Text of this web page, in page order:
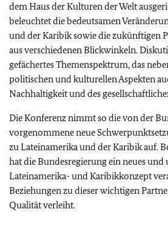
dem Haus der Kulturen der Welt
beleuchtet die bedeutsamen
und der Karibik sowie die zukünftigen
aus verschiedenen Blickwinkeln.
gefächertes Themenspektrum, das
politischen und kulturellen Aspekten
Nachhaltigkeit und des
Die Konferenz nimmt so die von der
vorgenommene neue
zu Lateinamerika und der Karibik auf.
hat die Bundesregierung ein neues und
Lateinamerika- und Karibikkonzept
Beziehungen zu dieser wichtigen
Qualität verleiht.